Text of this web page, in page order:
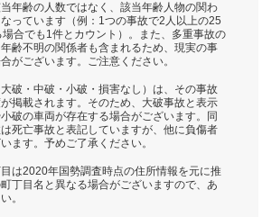
年齢の人数ではなく、該当年齢人物の関わ
っています（例：1つの事故で2人以上の25
合でも1件とカウント）。また、多重事故の
齢不明の関係者も含まれるため、現実の事
がございます。ご注意ください。
破・中破・小破・損害なし）は、その事故
掲載されます。そのため、大破事故と表示
破の車両が存在する場合がございます。同
死亡事故と表記していますが、他に負傷者
ます。予めご了承ください。
は2020年国勢調査時点の住所情報を元に推
丁目名と異なる場合がございますので、あ
。